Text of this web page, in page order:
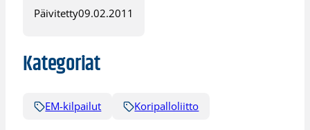
Päivitetty09.02.2011
Kategoriat
EM-kilpailut Koripalloliitto